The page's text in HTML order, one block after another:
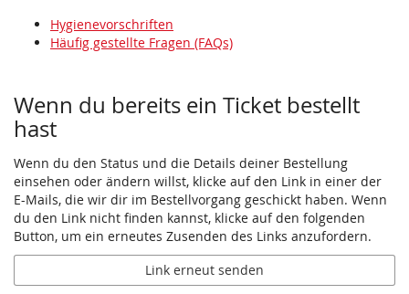
Hygienevorschriften
Häufig gestellte Fragen (FAQs)
Wenn du bereits ein Ticket bestellt
hast
Wenn du den Status und die Details deiner Bestellung
einsehen oder ändern willst, klicke auf den Link in einer der
E-Mails, die wir dir im Bestellvorgang geschickt haben. Wenn
du den Link nicht finden kannst, klicke auf den folgenden
Button, um ein erneutes Zusenden des Links anzufordern.
Link erneut senden